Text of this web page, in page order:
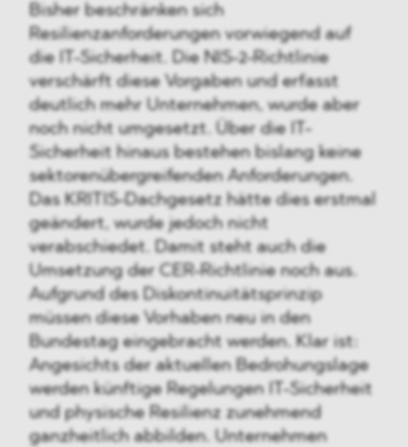
Bisher beschränken sich
Resilienzanforderungen vorwiegend auf
die IT-Sicherheit. Die NIS-2-Richtlinie
verschärft diese Vorgaben und erfasst
deutlich mehr Unternehmen, wurde aber
noch nicht umgesetzt. Über die IT-
Sicherheit hinaus bestehen bislang keine
sektorenübergreifenden Anforderungen.
Das KRITIS-Dachgesetz hätte dies erstmal
geändert, wurde jedoch nicht
verabschiedet. Damit steht auch die
Umsetzung der CER-Richtlinie noch aus.
Aufgrund des Diskontinuitätsprinzip
müssen diese Vorhaben neu in den
Bundestag eingebracht werden. Klar ist:
Angesichts der aktuellen Bedrohungslage
werden künftige Regelungen IT-Sicherheit
und physische Resilienz zunehmend
ganzheitlich abbilden. Unternehmen